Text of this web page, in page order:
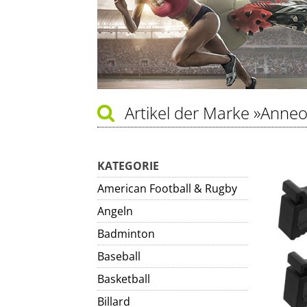
Artikel der Marke
KATEGORIE
American Football & Rugby
Angeln
Badminton
Baseball
Basketball
Billard